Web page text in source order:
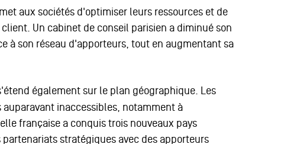
aux sociétés d'optimiser leurs ressources et de
Un cabinet de conseil parisien a diminué son
à son réseau d'apporteurs, tout en augmentant sa
également sur le plan géographique. Les
inaccessibles, notamment à
française a conquis trois nouveaux pays
partenariats stratégiques avec des apporteurs